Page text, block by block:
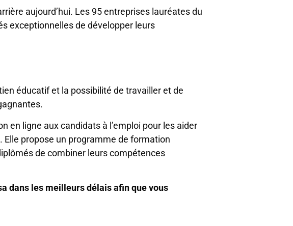
aujourd’hui. Les 95 entreprises lauréates du
exceptionnelles de développer leurs
éducatif et la possibilité de travailler et de
en ligne aux candidats à l’emploi pour les aider
Elle propose un programme de formation
de combiner leurs compétences
dans les meilleurs délais afin que vous